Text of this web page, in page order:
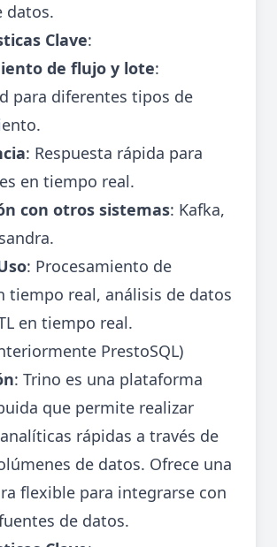
datos.
Clave:
de flujo y lote:
para diferentes tipos de
: Respuesta rápida para
en tiempo real.
con otros sistemas: Kafka,
: Procesamiento de
tiempo real, análisis de datos
en tiempo real.
PrestoSQL)
: Trino es una plataforma
que permite realizar
rápidas a través de
de datos. Ofrece una
flexible para integrarse con
de datos.